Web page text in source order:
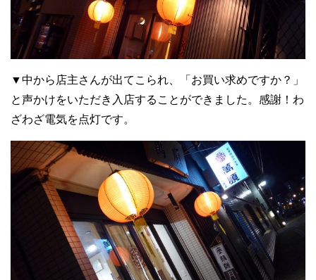
▼中から店主さんが出てこられ、「お買い求めですか？」
と声かけをいただき入店することができました。感謝！わ
ざわざ電気を点灯です。